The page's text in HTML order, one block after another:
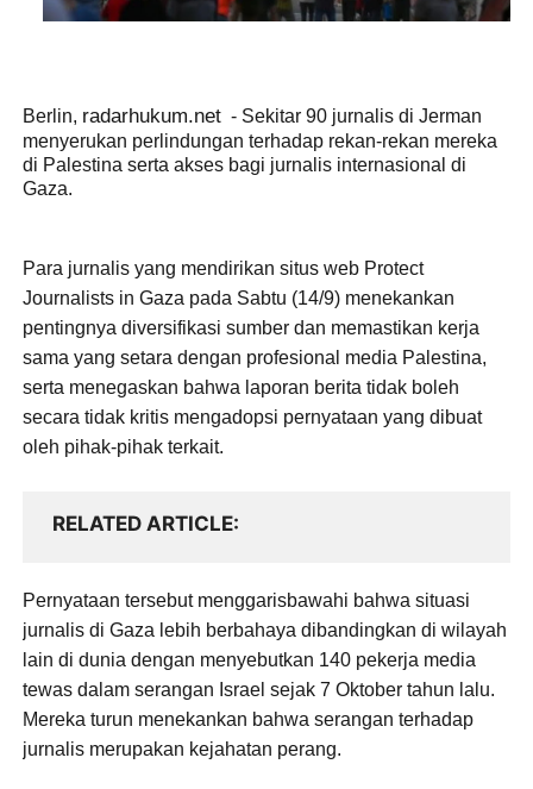
Berlin, radarhukum.net - Sekitar 90 jurnalis di Jerman
menyerukan perlindungan terhadap rekan-rekan mereka
di Palestina serta akses bagi jurnalis internasional di
Gaza.
Para jurnalis yang mendirikan situs web Protect
Journalists in Gaza pada Sabtu (14/9) menekankan
pentingnya diversifikasi sumber dan memastikan kerja
sama yang setara dengan profesional media Palestina,
serta menegaskan bahwa laporan berita tidak boleh
secara tidak kritis mengadopsi pernyataan yang dibuat
oleh pihak-pihak terkait.
RELATED ARTICLE
Pernyataan tersebut menggarisbawahi bahwa situasi
jurnalis di Gaza lebih berbahaya dibandingkan di wilayah
lain di dunia dengan menyebutkan 140 pekerja media
tewas dalam serangan Israel sejak 7 Oktober tahun lalu.
Mereka turun menekankan bahwa serangan terhadap
jurnalis merupakan kejahatan perang.